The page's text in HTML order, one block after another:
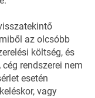
az olcsóbb
költség, és
rendszerei nem
esetén
vagy